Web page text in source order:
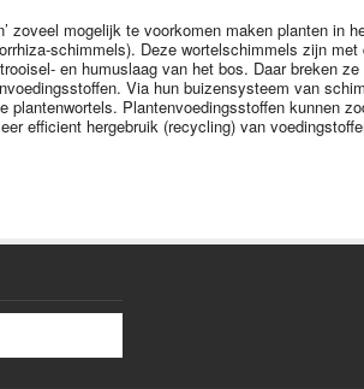
zoveel mogelijk te voorkomen maken planten in
schimmels). Deze wortelschimmels zijn met
en humuslaag van het bos. Daar breken
Via hun buizensysteem van
plantenwortels. Plantenvoedingsstoffen kunnen
efficient hergebruik (recycling) van